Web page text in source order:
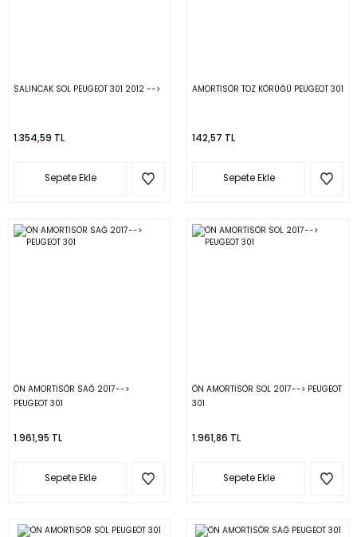
SALINCAK SOL PEUGEOT 301 2012 -->
1.354,59 TL
Sepete Ekle
AMORTİSÖR TOZ KÖRÜĞÜ PEUGEOT 301
142,57 TL
Sepete Ekle
ÖN AMORTİSÖR SAĞ 2017-->
PEUGEOT 301
1.961,95 TL
Sepete Ekle
ÖN AMORTİSÖR SOL 2017--> PEUGEOT
301
1.961,86 TL
Sepete Ekle